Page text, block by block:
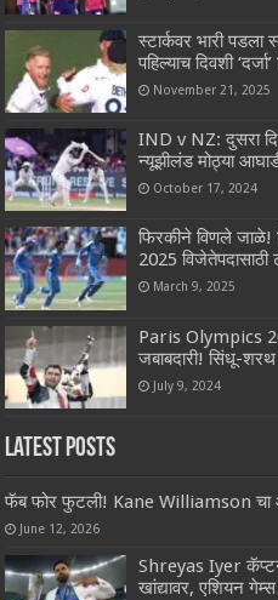
स्टार्कवर भारी
पहिल्याच दिवशी
November 21, 2025
IND v NZ: दुसरा
न्यूझीलंड मोठ्या
October 17, 2024
फिरकीने विणले
2025 विजेतेपदासाठी
March 9, 2025
Paris Olympics
जबाबदारी! सिंधू-
July 9, 2024
Latest Posts
फॅब फोर फुटली! Kane Williamson चा
June 12, 2026
Shreyas Iyer कॅप्टन
खांद्यावर, एशियन